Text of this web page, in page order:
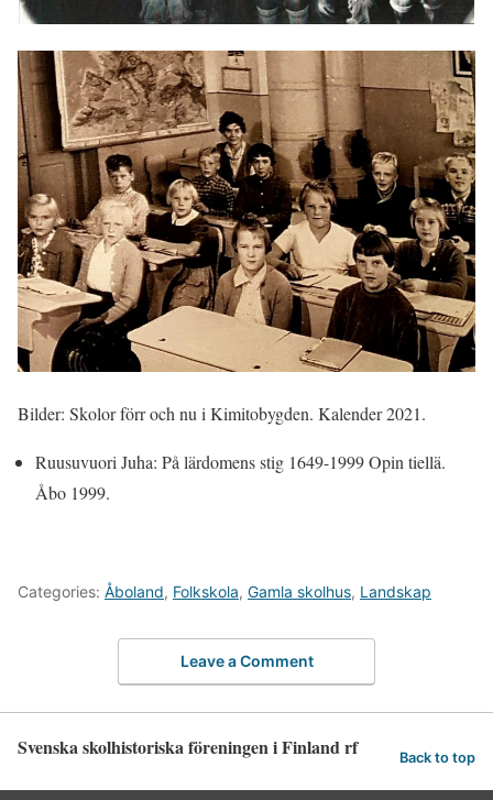
Bilder: Skolor förr och nu i Kimitobygden. Kalender 2021.
Ruusuvuori Juha: På lärdomens stig 1649-1999 Opin tiellä.
Åbo 1999.
Categories: Åboland, Folkskola, Gamla skolhus, Landskap
Leave a Comment
Svenska skolhistoriska föreningen i Finland rf Back to top